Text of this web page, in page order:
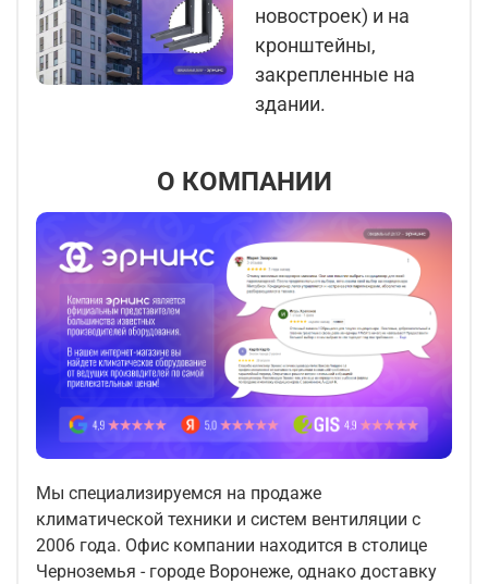
новостроек) и на
кронштейны,
закрепленные на
здании.
О КОМПАНИИ
Мы специализируемся на продаже
климатической техники и систем вентиляции с
2006 года. Офис компании находится в столице
Черноземья - городе Воронеже, однако доставку